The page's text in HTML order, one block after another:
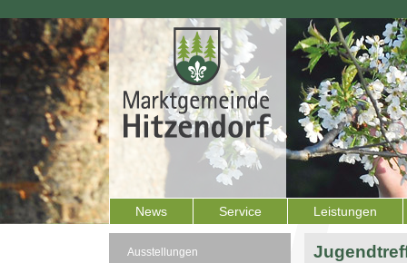
News Service Leistungen
Ausstellungen